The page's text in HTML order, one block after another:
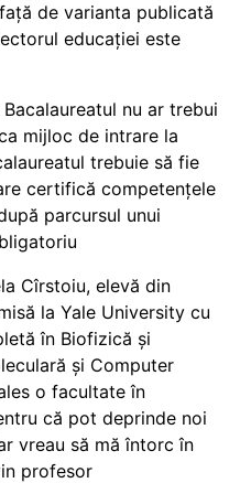
de varianta publicată
educației este
nu ar trebui
mijloc de intrare la
trebuie să fie
certifică competențele
parcursul unui
Cîrstoiu, elevă din
la Yale University cu
în Biofizică și
și Computer
o facultate în
că pot deprinde noi
vreau să mă întorc în
profesor